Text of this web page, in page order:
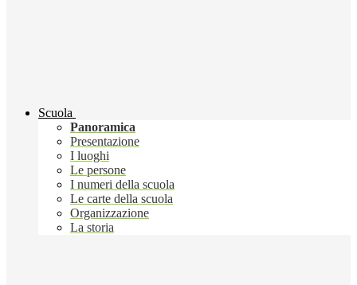
Scuola
Panoramica
Presentazione
I luoghi
Le persone
I numeri della scuola
Le carte della scuola
Organizzazione
La storia